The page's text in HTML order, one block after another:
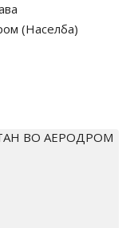
(Населба)